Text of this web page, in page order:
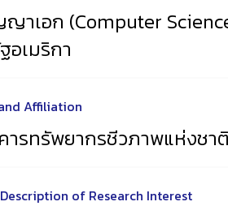
าเอก (Computer
อเมริกา
Affiliation
ารทรัพยากรชีวภาพแห่งชา
of Research Interest